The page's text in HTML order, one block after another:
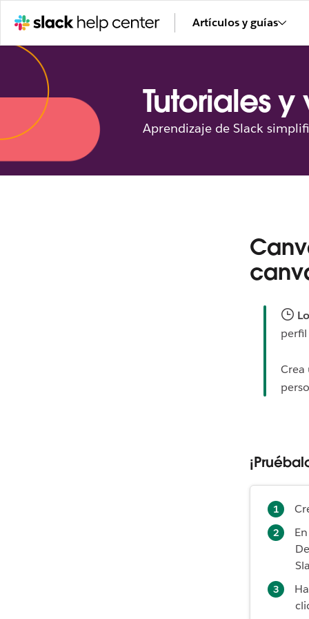
Artículos y guías
Tutoriales y
Aprendizaje de Slack
perfil
Crea